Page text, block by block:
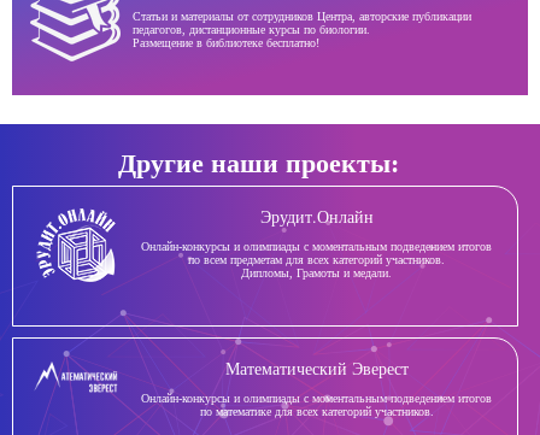
Статьи и материалы от сотрудников Центра, авторские публикации
педагогов, дистанционные курсы по биологии.
Размещение в библиотеке бесплатно!
Другие наши проекты:
Эрудит.Онлайн
Онлайн-конкурсы и олимпиады с моментальным подведением итогов
по всем предметам для всех категорий участников.
Дипломы, Грамоты и медали.
Математический Эверест
Онлайн-конкурсы и олимпиады с моментальным подведением итогов
по математике для всех категорий участников.